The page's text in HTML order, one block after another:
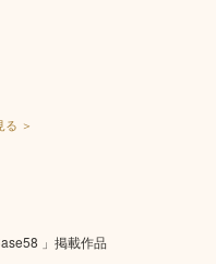
＞
」掲載作品